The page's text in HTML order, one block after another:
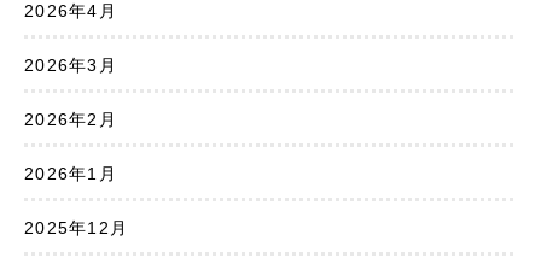
2026年4月
2026年3月
2026年2月
2026年1月
2025年12月